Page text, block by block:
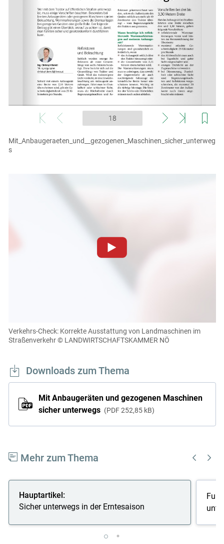
Mit_Anbaugeraeten_und__gezogenen_Maschinen_sicher_unterweg
s
einsehen und korrigieren
Akzeptieren
Cookies Einstellungen
Verkehrs-Check: Korrekte Ausstattung von Landmaschinen im
Straßenverkehr © LANDWIRTSCHAFTSKAMMER NÖ
Downloads zum Thema
Mit Anbaugeräten und gezogenen Maschinen
sicher unterwegs
PDF 252,85 kB
Mehr zum Thema
Hauptartikel:
Sicher unterwegs in der Erntesaison